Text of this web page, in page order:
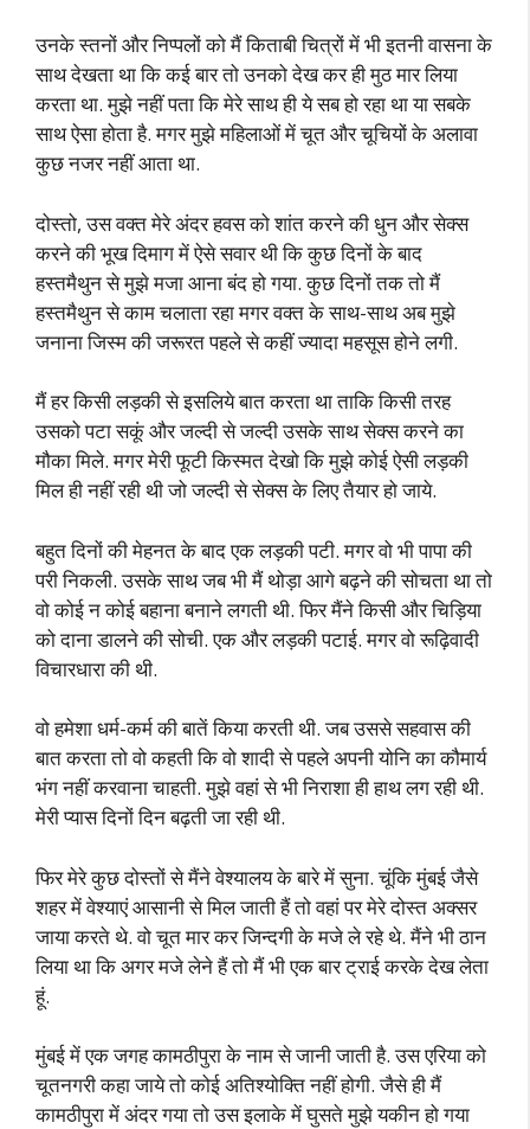
उनके स्तनों और निप्पलों को मैं किताबी चित्रों में भी इतनी वासना के
साथ देखता था कि कई बार तो उनको देख कर ही मुठ मार लिया
करता था. मुझे नहीं पता कि मेरे साथ ही ये सब हो रहा था या सबके
साथ ऐसा होता है. मगर मुझे महिलाओं में चूत और चूचियों के अलावा
कुछ नजर नहीं आता था.
दोस्तो, उस वक्त मेरे अंदर हवस को शांत करने की धुन और सेक्स
करने की भूख दिमाग में ऐसे सवार थी कि कुछ दिनों के बाद
हस्तमैथुन से मुझे मजा आना बंद हो गया. कुछ दिनों तक तो मैं
हस्तमैथुन से काम चलाता रहा मगर वक्त के साथ-साथ अब मुझे
जनाना जिस्म की जरूरत पहले से कहीं ज्यादा महसूस होने लगी.
मैं हर किसी लड़की से इसलिये बात करता था ताकि किसी तरह
उसको पटा सकूं और जल्दी से जल्दी उसके साथ सेक्स करने का
मौका मिले. मगर मेरी फूटी किस्मत देखो कि मुझे कोई ऐसी लड़की
मिल ही नहीं रही थी जो जल्दी से सेक्स के लिए तैयार हो जाये.
बहुत दिनों की मेहनत के बाद एक लड़की पटी. मगर वो भी पापा की
परी निकली. उसके साथ जब भी मैं थोड़ा आगे बढ़ने की सोचता था तो
वो कोई न कोई बहाना बनाने लगती थी. फिर मैंने किसी और चिड़िया
को दाना डालने की सोची. एक और लड़की पटाई. मगर वो रूढ़िवादी
विचारधारा की थी.
वो हमेशा धर्म-कर्म की बातें किया करती थी. जब उससे सहवास की
बात करता तो वो कहती कि वो शादी से पहले अपनी योनि का कौमार्य
भंग नहीं करवाना चाहती. मुझे वहां से भी निराशा ही हाथ लग रही थी.
मेरी प्यास दिनों दिन बढ़ती जा रही थी.
फिर मेरे कुछ दोस्तों से मैंने वेश्यालय के बारे में सुना. चूंकि मुंबई जैसे
शहर में वेश्याएं आसानी से मिल जाती हैं तो वहां पर मेरे दोस्त अक्सर
जाया करते थे. वो चूत मार कर जिन्दगी के मजे ले रहे थे. मैंने भी ठान
लिया था कि अगर मजे लेने हैं तो मैं भी एक बार ट्राई करके देख लेता
हूं.
मुंबई में एक जगह कामठीपुरा के नाम से जानी जाती है. उस एरिया को
चूतनगरी कहा जाये तो कोई अतिश्योक्ति नहीं होगी. जैसे ही मैं
कामठीपुरा में अंदर गया तो उस इलाके में घुसते मुझे यकीन हो गया